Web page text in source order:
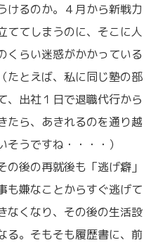
けるのか。４月から新戦力
ててしまうのに、そこに人
くらい迷惑がかかっている
たとえば、私に同じ塾の部
、出社１日で退職代行から
たら、あきれるのを通り越
うですね・・・・）
の後の再就後も「逃げ癖」
も嫌なことからすぐ逃げて
なくなり、その後の生活設
る。そもそも履歴書に、前